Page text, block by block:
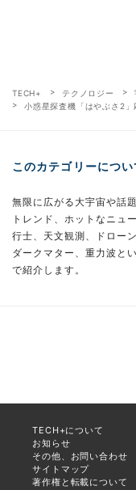
TECH+ テクノロジー
小惑星探査機「はやぶさ2
このカテゴリーについ
無限に広がる大宇宙や話
トレンド、ホットなニュ
行士、天文観測、ドロー
ダークマター、重力波と
で紹介します。
TECH+について
お知らせ
その他、お問い合わせ
サイトマップ
著作権と転載について